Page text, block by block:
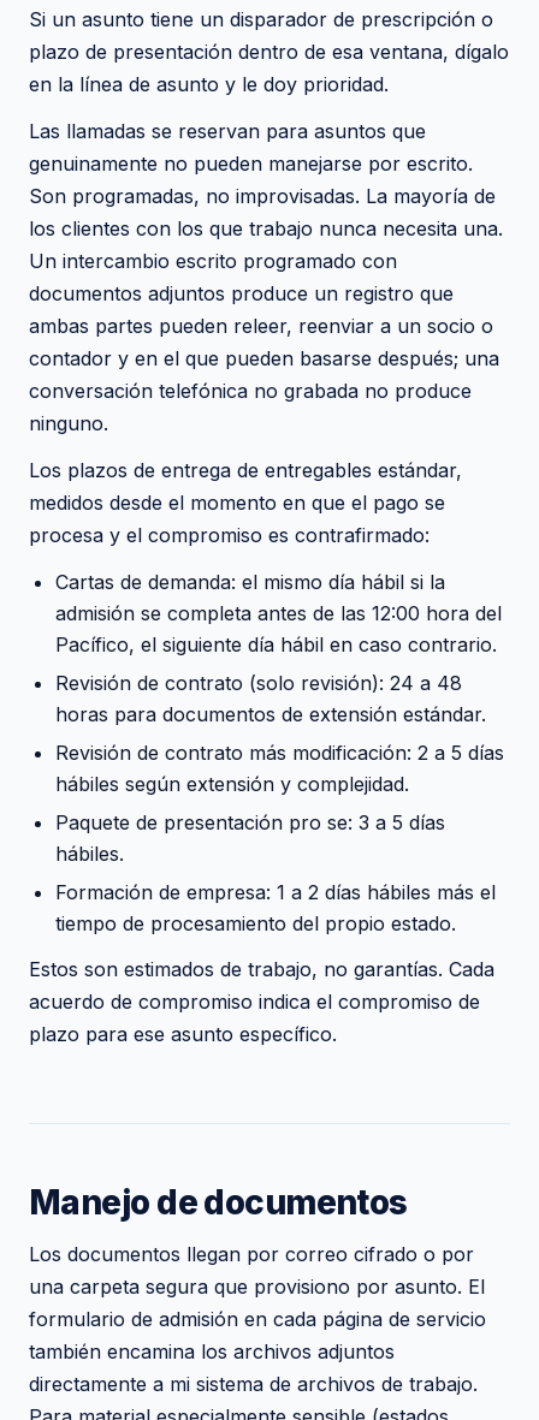
Si un asunto tiene un disparador de prescripción o
plazo de presentación dentro de esa ventana, dígalo
en la línea de asunto y le doy prioridad.
Las llamadas se reservan para asuntos que
genuinamente no pueden manejarse por escrito.
Son programadas, no improvisadas. La mayoría de
los clientes con los que trabajo nunca necesita una.
Un intercambio escrito programado con
documentos adjuntos produce un registro que
ambas partes pueden releer, reenviar a un socio o
contador y en el que pueden basarse después; una
conversación telefónica no grabada no produce
ninguno.
Los plazos de entrega de entregables estándar,
medidos desde el momento en que el pago se
procesa y el compromiso es contrafirmado:
Cartas de demanda: el mismo día hábil si la
admisión se completa antes de las 12:00 hora del
Pacífico, el siguiente día hábil en caso contrario.
Revisión de contrato (solo revisión): 24 a 48
horas para documentos de extensión estándar.
Revisión de contrato más modificación: 2 a 5 días
hábiles según extensión y complejidad.
Paquete de presentación pro se: 3 a 5 días
hábiles.
Formación de empresa: 1 a 2 días hábiles más el
tiempo de procesamiento del propio estado.
Estos son estimados de trabajo, no garantías. Cada
acuerdo de compromiso indica el compromiso de
plazo para ese asunto específico.
Manejo de documentos
Los documentos llegan por correo cifrado o por
una carpeta segura que provisiono por asunto. El
formulario de admisión en cada página de servicio
también encamina los archivos adjuntos
directamente a mi sistema de archivos de trabajo.